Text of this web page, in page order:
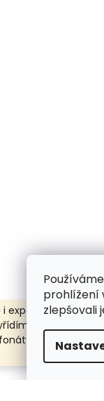
prohlížení
zlepšovali
i expedice | 31.7.-8.8.
po dovolené.
| Ostatní dny